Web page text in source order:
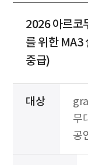
2026 아르코
를 위한 MA3
중급)
대상
무
공